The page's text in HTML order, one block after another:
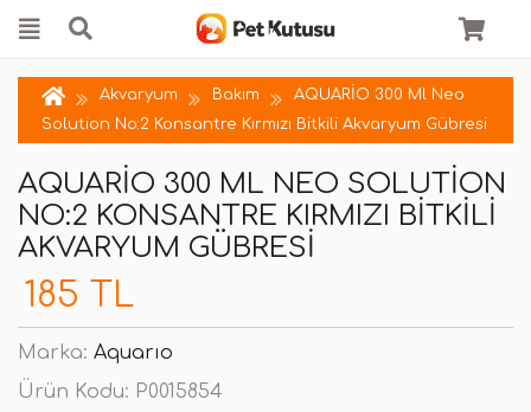
Akvaryum Bakım
AQUARİO 300 Ml Neo
Solution No:2 Konsantre Kırmızı Bitkili Akvaryum Gübresi
AQUARİO 300 ML NEO SOLUTION
NO:2 KONSANTRE KIRMIZI BITKILI
AKVARYUM GÜBRESI
185 TL
Marka: Aquarıo
Ürün Kodu: P0015854